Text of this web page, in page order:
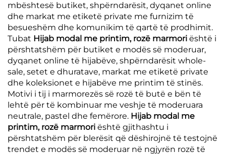
mbështesë butiket, shpërndarësit, dyqanet online
dhe markat me etiketë private me furnizim të
besueshëm dhe komunikim të qartë të prodhimit.
Tubat Hijab modal me printim, rozë marmori është i
përshtatshëm për butiket e modës së moderuar,
dyqanet online të hijabëve, shpërndarësit whole-
sale, setet e dhuratave, markat me etiketë private
dhe koleksionet e hijabëve me printim të stinës.
Motivi i tij i marmorezës së rozë të butë e bën të
lehtë për të kombinuar me veshje të moderuara
neutrale, pastel dhe femërore. Hijab modal me
printim, rozë marmori është gjithashtu i
përshtatshëm për blerësit që dëshirojnë të testojnë
trendet e modës së moderuar në ngjyrën rozë të